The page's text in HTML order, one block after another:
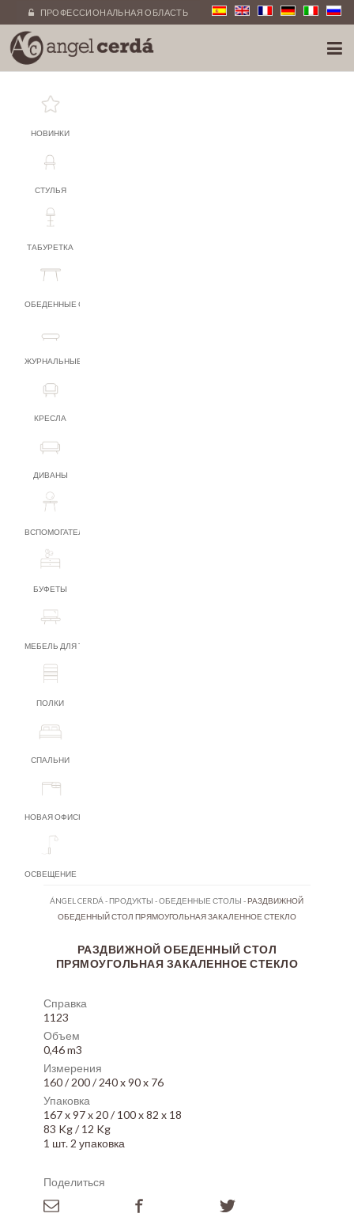
ПРОФЕССИОНАЛЬНАЯ ОБЛАСТЬ
НОВИНКИ
СТУЛЬЯ
ТАБУРЕТКА
ОБЕДЕННЫЕ СТОЛЫ
ЖУРНАЛЬНЫЕ СТОЛИКИ
КРЕСЛА
ДИВАНЫ
ВСПОМОГАТЕЛЬНАЯ МЕБЕЛЬ
БУФЕТЫ
МЕБЕЛЬ ДЛЯ ТВ
ПОЛКИ
СПАЛЬНИ
НОВАЯ ОФИСНАЯ МЕБЕЛЬ
ОСВЕЩЕНИЕ
ÁNGEL CERDÁ -ПРОДУКТЫ -ОБЕДЕННЫЕ СТОЛЫ -РАЗДВИЖНОЙ
ОБЕДЕННЫЙ СТОЛ ПРЯМОУГОЛЬНАЯ ЗАКАЛЕННОЕ СТЕКЛО
РАЗДВИЖНОЙ ОБЕДЕННЫЙ СТОЛ
ПРЯМОУГОЛЬНАЯ ЗАКАЛЕННОЕ СТЕКЛО
Справка
1123
Объем
0,46 m3
Измерения
160 / 200 / 240 x 90 x 76
Упаковка
167 x 97 x 20 / 100 x 82 x 18
83 Kg / 12 Kg
1 шт. 2 упаковка
Поделиться